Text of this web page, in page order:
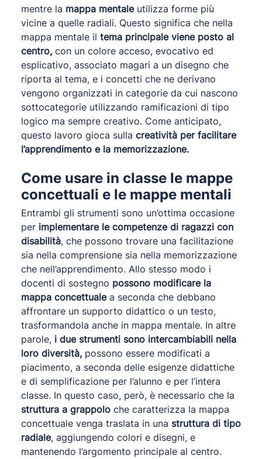
mentre la mappa mentaleutilizza forme più
vicine a quelle radiali. Questo significa che nella
mappa mentale il tema principale viene posto al
centro, con un colore acceso, evocativo ed
esplicativo, associato magari a un disegno che
riporta al tema, e i concetti che ne derivano
vengono organizzati in categorie da cui nascono
sottocategorie utilizzando ramificazioni di tipo
logico ma sempre creativo. Come anticipato,
questo lavoro gioca sulla creatività per facilitare
l’apprendimento e la memorizzazione.
Come usare in classe le mappe
concettuali e le mappe mentali
Entrambi gli strumenti sono un’ottima occasione
per implementare le competenze di ragazzi con
disabilità, che possono trovare una facilitazione
sia nella comprensione sia nella memorizzazione
che nell’apprendimento. Allo stesso modo i
docenti di sostegno possono modificare la
mappa concettualea seconda che debbano
affrontare un supporto didattico o un testo,
trasformandola anche in mappa mentale. In altre
parole, i due strumenti sono intercambiabili nella
loro diversità, possono essere modificati a
piacimento, a seconda delle esigenze didattiche
e di semplificazione per l’alunno e per l’intera
classe. In questo caso, però, è necessario che la
struttura a grappolo che caratterizza la mappa
concettuale venga traslata in una struttura di tipo
radiale, aggiungendo colori e disegni, e
mantenendo l’argomento principale al centro.